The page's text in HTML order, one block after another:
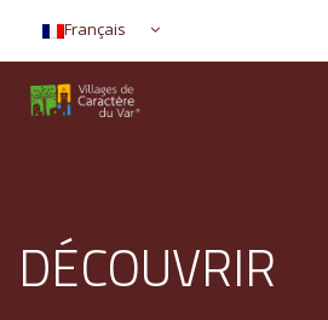
Français
DÉCOUVRIR